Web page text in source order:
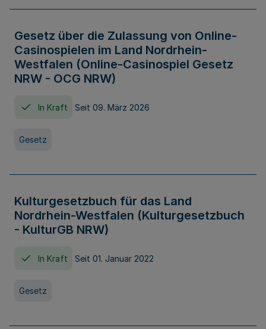
Gesetz über die Zulassung von Online-
Casinospielen im Land Nordrhein-
Westfalen (Online-Casinospiel Gesetz
NRW - OCG NRW)
In Kraft Seit 09. März 2026
Gesetz
Kulturgesetzbuch für das Land
Nordrhein-Westfalen (Kulturgesetzbuch
- KulturGB NRW)
In Kraft Seit 01. Januar 2022
Gesetz